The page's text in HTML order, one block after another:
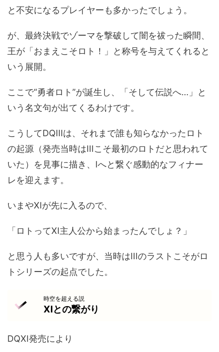
と不安になるプレイヤーも多かったでしょう。
が、最終決戦でゾーマを撃破して闇を祓った瞬間、
王が「おまえこそロト！」と称号を与えてくれると
いう展開。
ここで“勇者ロト”が誕生し、「そして伝説へ…」と
いう名文句が出てくるわけです。
こうしてDQIIIは、それまで誰も知らなかったロト
の起源（発売当時はIIIこそ最初のロトだと思われて
いた）を見事に描き、Iへと繋ぐ感動的なフィナー
レを迎えます。
いまやXIが先に入るので、
「ロトってXI主人公から始まったんでしょ？」
と思う人も多いですが、当時はIIIのラストこそがロ
トシリーズの起点でした。
時空を超える説
XIとの繋がり
DQXI発売により